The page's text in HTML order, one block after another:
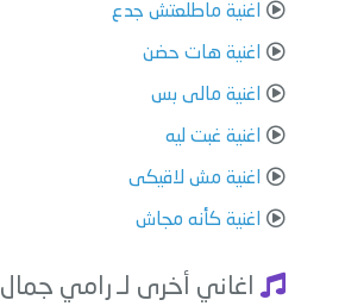
اغنية ماطلعتش جدع
اغنية هات حضن
اغنية مالى بس
اغنية غبت ليه
اغنية مش لاقيكى
اغنية كأنه مجاش
اغاني أخرى لـ رامي جمال